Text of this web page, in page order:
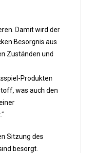
Damit wird der
Besorgnis aus
Zuständen und
Produkten
was auch den
Sitzung des
besorgt.